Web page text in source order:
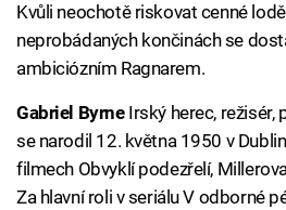
Kvůli neochotě riskovat cenné
neprobádaných končinách se
ambiciózním Ragnarem.
Gabriel ByrneIrský herec, režisér,
se narodil 12. května 1950 v
filmech Obvyklí podezřelí,
Za hlavní roli v seriálu V odborné